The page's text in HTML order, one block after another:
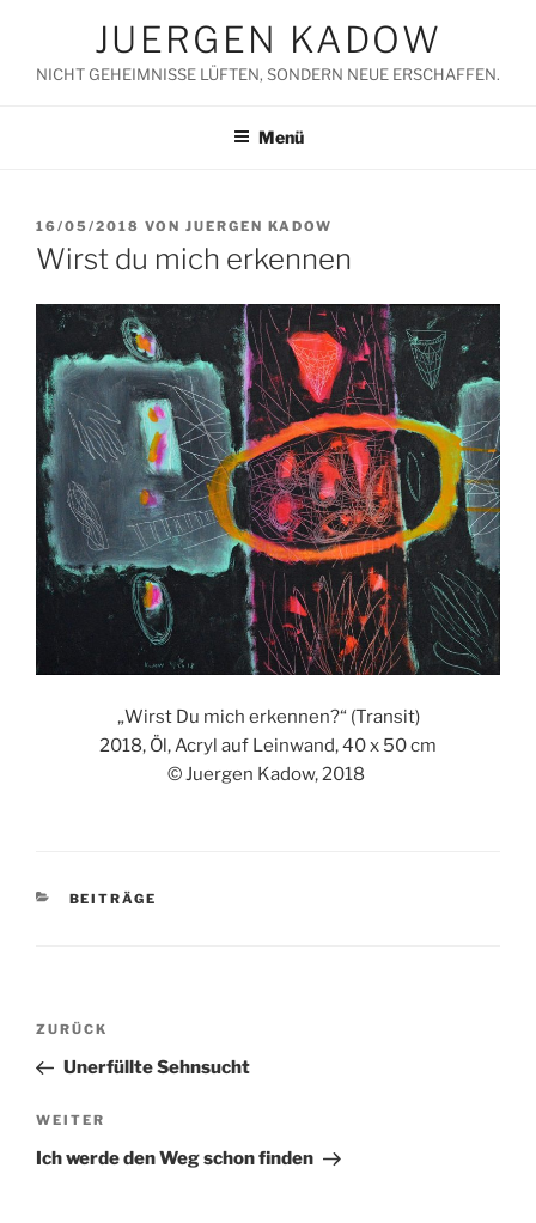
springen
JUERGEN KADOW
NICHT GEHEIMNISSE LÜFTEN, SONDERN NEUE ERSCHAFFEN.
Menü
VERÖFFENTLICHT
AM
16/05/2018 VON JUERGEN KADOW
Wirst du mich erkennen
„Wirst Du mich erkennen?“ (Transit)
2018, Öl, Acryl auf Leinwand, 40 x 50 cm
© Juergen Kadow, 2018
KATEGORIEN
BEITRÄGE
Beitragsnavigation
Vorheriger
Beitrag
ZURÜCK
Unerfüllte Sehnsucht
Nächster
Beitrag
WEITER
Ich werde den Weg schon finden